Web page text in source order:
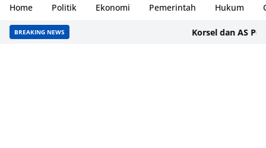
Home Politik Ekonomi Pemerintah Hukum
BREAKING NEWS Korsel dan AS